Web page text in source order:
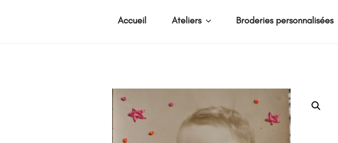
Accueil Ateliers Broderies personnalisées